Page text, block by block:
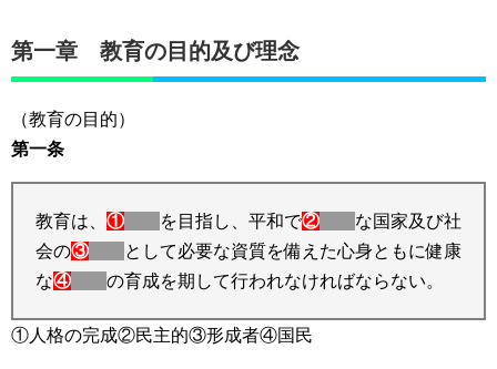
第一章 教育の目的及び理念
（教育の目的）
第一条
教育は、 ① を目指し、平和で②
な国家及び社
会の③
として必要な資質を備えた心身ともに健康
な④ の育成を期して行われなければならない。
①人格の完成②民主的③形成者④国民